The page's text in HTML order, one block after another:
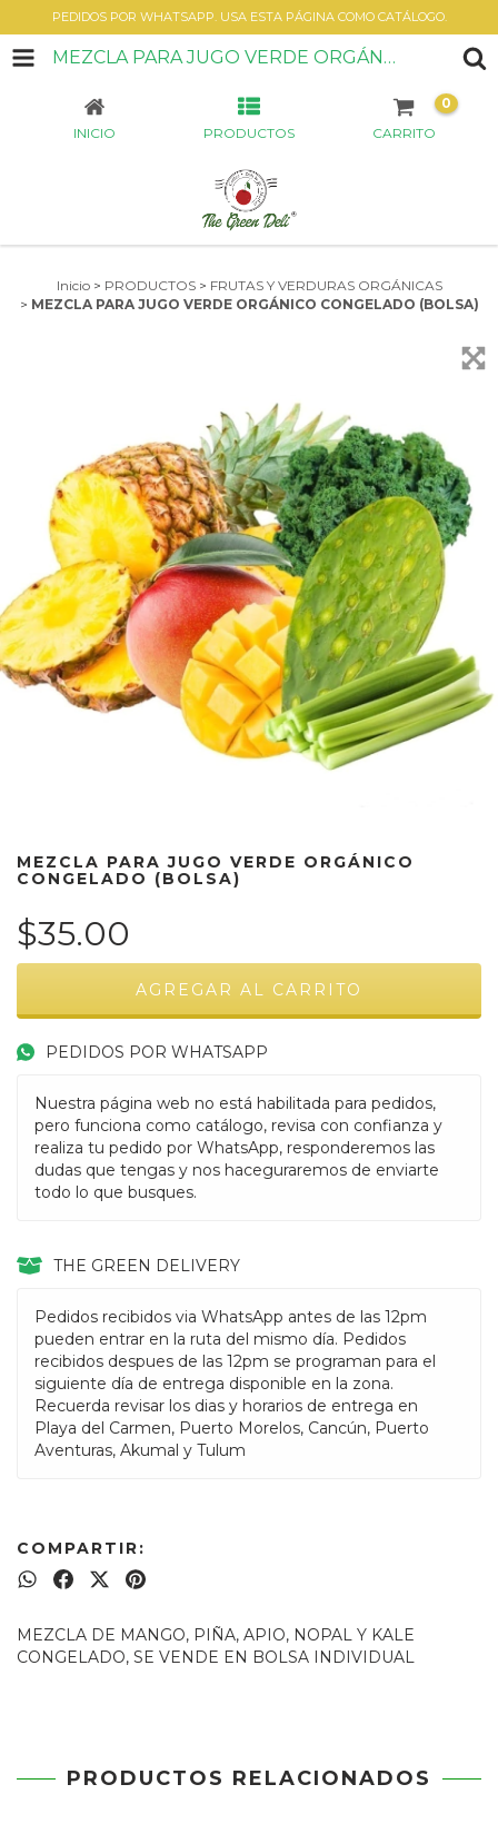
PEDIDOS POR WHATSAPP. USA ESTA PÁGINA COMO CATÁLOGO.
MEZCLA PARA JUGO VERDE ORGÁNICO CONGELADO (BOLSA)
INICIO PRODUCTOS CARRITO
0
Inicio > PRODUCTOS > FRUTAS Y VERDURAS ORGÁNICAS
> MEZCLA PARA JUGO VERDE ORGÁNICO CONGELADO (BOLSA)
MEZCLA PARA JUGO VERDE ORGÁNICO
CONGELADO (BOLSA)
$35.00
PEDIDOS POR WHATSAPP
Nuestra página web no está habilitada para pedidos,
pero funciona como catálogo, revisa con confianza y
realiza tu pedido por WhatsApp, responderemos las
dudas que tengas y nos haceguraremos de enviarte
todo lo que busques.
THE GREEN DELIVERY
Pedidos recibidos via WhatsApp antes de las 12pm
pueden entrar en la ruta del mismo día. Pedidos
recibidos despues de las 12pm se programan para el
siguiente día de entrega disponible en la zona.
Recuerda revisar los dias y horarios de entrega en
Playa del Carmen, Puerto Morelos, Cancún, Puerto
Aventuras, Akumal y Tulum
COMPARTIR:
MEZCLA DE MANGO, PIÑA, APIO, NOPAL Y KALE
CONGELADO, SE VENDE EN BOLSA INDIVIDUAL
PRODUCTOS RELACIONADOS